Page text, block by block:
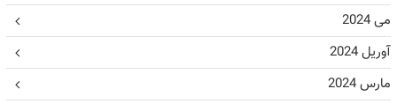
می 2024
آوریل 2024
مارس 2024